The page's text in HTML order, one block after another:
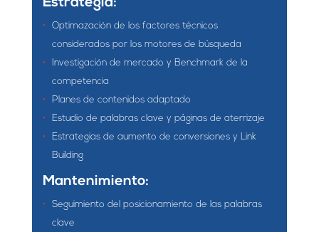
Estrategia:
Optimazación de los factores técnicos
considerados por los motores de búsqueda
Investigación de mercado y Benchmark de la
competencia
Planes de contenidos adaptado
Estudio de palabras clave y páginas de aterrizaje
Estrategias de aumento de conversiones y Link
Building
Mantenimiento:
Seguimiento del posicionamiento de las palabras
clave